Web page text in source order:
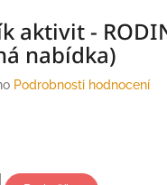
aktivit -
nabídka)
Podrobnosti hodnocení